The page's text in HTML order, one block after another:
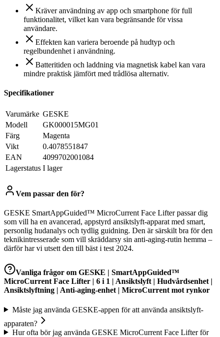
Kräver användning av app och smartphone för full
funktionalitet, vilket kan vara begränsande för vissa
användare.
Effekten kan variera beroende på hudtyp och
regelbundenhet i användning.
Batteritiden och laddning via magnetisk kabel kan vara
mindre praktisk jämfört med trådlösa alternativ.
Specifikationer
Varumärke GESKE
Modell
GK000015MG01
Färg
Magenta
Vikt
0.4078551847
EAN
4099702001084
Lagerstatus I lager
Vem passar den för?
GESKE SmartAppGuided™ MicroCurrent Face Lifter passar dig
som vill ha en avancerad, appstyrd ansiktslyft-apparat med smart,
personlig hudanalys och tydlig guidning. Den är särskilt bra för den
teknikintresserade som vill skräddarsy sin anti-aging-rutin hemma –
därför har vi utsett den till bäst i test 2024.
Vanliga frågor om GESKE | SmartAppGuided™
MicroCurrent Face Lifter | 6 i 1 | Ansiktslyft | Hudvårdsenhet |
Ansiktslyftning | Anti-aging-enhet | MicroCurrent mot rynkor
Måste jag använda GESKE-appen för att använda ansiktslyft-
apparaten?
Hur ofta bör jag använda GESKE MicroCurrent Face Lifter för